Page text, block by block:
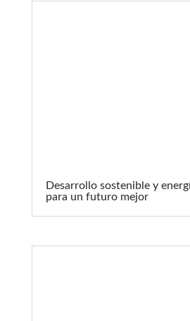
Desarrollo sostenible y
para un futuro mejor